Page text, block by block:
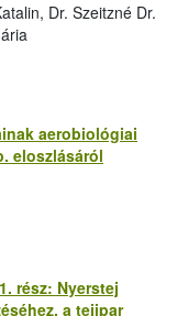
Dr. Szeitzné Dr.
aerobiológiai
eloszlásáról
rész: Nyerstej
a tejipar